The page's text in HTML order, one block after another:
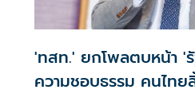
'ทสท.' ยกโพลตบหน้า '
ความชอบธรรม คนไทย